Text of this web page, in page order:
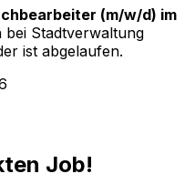
(m/w/d) im
bei Stadtverwaltung
ist abgelaufen.
Job!